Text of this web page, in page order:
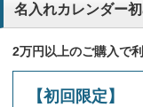
名入れカレンダー
2万円以上のご購入で
【初回限定】